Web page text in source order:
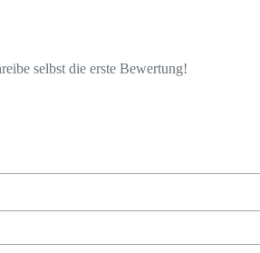
selbst die erste Bewertung!